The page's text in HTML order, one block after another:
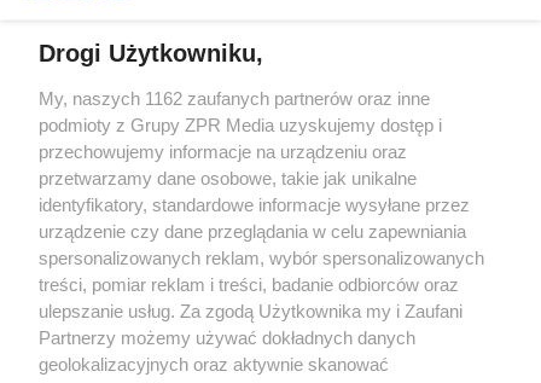
Żaden utwór zamieszczony w serwisie nie może być powielany i
rozpowszechniany lub dalej rozpowszechniany w jakikolwiek sposób (w
tym także elektroniczny lub mechaniczny) na jakimkolwiek polu
eksploatacji w jakiejkolwiek formie, włącznie z umieszczaniem w
Internecie bez pisemnej zgody właściciela praw. Jakiekolwiek użycie lub
wykorzystanie utworów w całości lub w części z naruszeniem prawa,
tzn. bez właściwej zgody, jest zabronione pod groźbą kary i może być
ścigane prawnie.
Drogi Użytkowniku,
My, naszych 1162 zaufanych partnerów oraz inne
podmioty z Grupy ZPR Media uzyskujemy dostęp i
przechowujemy informacje na urządzeniu oraz
przetwarzamy dane osobowe, takie jak unikalne
identyfikatory, standardowe informacje wysyłane przez
urządzenie czy dane przeglądania w celu zapewniania
spersonalizowanych reklam, wybór spersonalizowanych
treści, pomiar reklam i treści, badanie odbiorców oraz
ulepszanie usług. Za zgodą Użytkownika my i Zaufani
Partnerzy możemy używać dokładnych danych
geolokalizacyjnych oraz aktywnie skanować